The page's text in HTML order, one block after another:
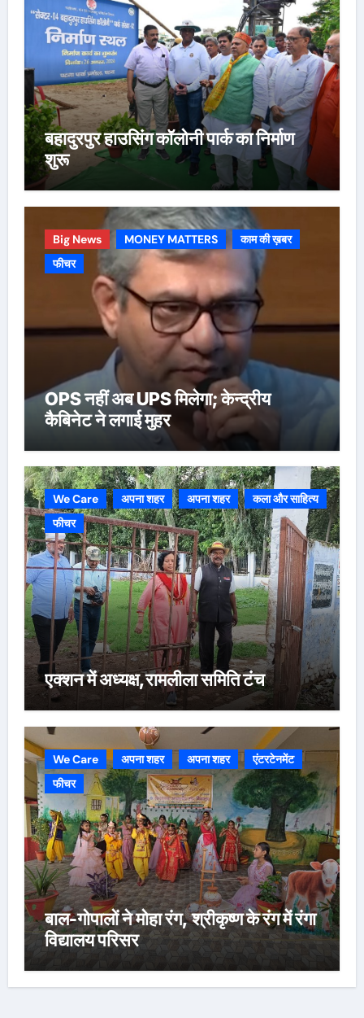
बहादुरपुर हाउसिंग कॉलोनी पार्क का निर्माण
शुरू
Big News MONEY MATTERS
काम की ख़बर
फीचर
OPS नहीं अब UPS मिलेगा; केन्द्रीय
कैबिनेट ने लगाई मुहर
We Care अपना शहर अपना शहर
कला और साहित्य
फीचर
एक्शन में अध्यक्ष,रामलीला समिति टंच
We Care अपना शहर अपना शहर
एंटरटेनमेंट
फीचर
बाल-गोपालों ने मोहा रंग, श्रीकृष्ण के रंग में रंगा
विद्यालय परिसर